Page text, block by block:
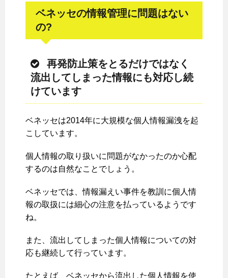
ベネッセの情報管理に問題はない
の?
再発防止策をとるだけではなく
流出してしまった情報にも対応し続
けています
ベネッセは2014年に大規模な個人情報漏洩を起
こしています。
個人情報の取り扱いに問題がなかったのか心配
するのは自然なことでしょう。
ベネッセでは、情報漏えい事件を教訓に個人情
報の取扱には細心の注意を払っているようです
ね。
また、流出してしまった個人情報についての対
応も継続して行っています。
たとえば、ベネッセから流出した個人情報を使